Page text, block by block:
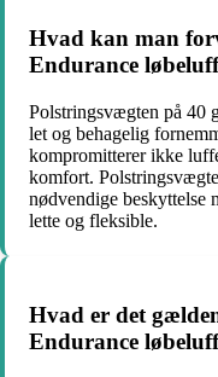
Hvad kan man
Endurance
Polstringsvægten på 40
let og behagelig
kompromitterer ikke
komfort.
nødvendige beskyttelse
lette og fleksible.
Hvad er det
Endurance